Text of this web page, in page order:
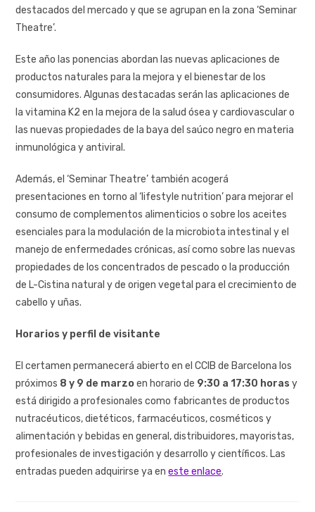
destacados del mercado y que se agrupan en la zona ‘Seminar
Theatre’.
Este año las ponencias abordan las nuevas aplicaciones de
productos naturales para la mejora y el bienestar de los
consumidores. Algunas destacadas serán las aplicaciones de
la vitamina K2 en la mejora de la salud ósea y cardiovascular o
las nuevas propiedades de la baya del saúco negro en materia
inmunológica y antiviral.
Además, el ‘Seminar Theatre’ también acogerá
presentaciones en torno al ‘lifestyle nutrition’ para mejorar el
consumo de complementos alimenticios o sobre los aceites
esenciales para la modulación de la microbiota intestinal y el
manejo de enfermedades crónicas, así como sobre las nuevas
propiedades de los concentrados de pescado o la producción
de L-Cistina natural y de origen vegetal para el crecimiento de
cabello y uñas.
Horarios y perfil de visitante
El certamen permanecerá abierto en el CCIB de Barcelona los
próximos 8 y 9 de marzoen horario de 9:30 a 17:30 horas y
está dirigido a profesionales como fabricantes de productos
nutracéuticos, dietéticos, farmacéuticos, cosméticos y
alimentación y bebidas en general, distribuidores, mayoristas,
profesionales de investigación y desarrollo y científicos. Las
entradas pueden adquirirse ya eneste enlace.